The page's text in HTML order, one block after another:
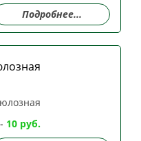
Подробнее...
10 руб.